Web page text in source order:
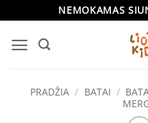
content
NEMOKAMAS
PRADŽIA / BATAI /